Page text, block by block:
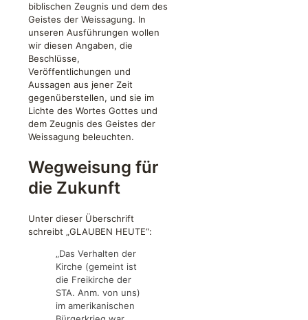
biblischen Zeugnis und dem des
Geistes der Weissagung. In
unseren Ausführungen wollen
wir diesen Angaben, die
Beschlüsse,
Veröffentlichungen und
Aussagen aus jener Zeit
gegenüberstellen, und sie im
Lichte des Wortes Gottes und
dem Zeugnis des Geistes der
Weissagung beleuchten.
Wegweisung für
die Zukunft
Unter dieser Überschrift
schreibt „GLAUBEN HEUTE“:
„Das Verhalten der
Kirche (gemeint ist
die Freikirche der
STA. Anm. von uns)
im amerikanischen